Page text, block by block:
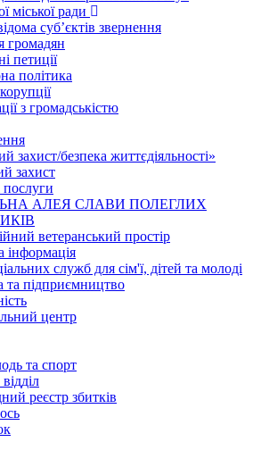
міської ради
суб’єктів звернення
громадян
петиції
політика
з громадськістю
захист/безпека життєдіяльності»
захист
послуги
АЛЕЯ СЛАВИ ПОЛЕГЛИХ
ветеранський простір
інформація
служб для сім'ї, дітей та молоді
та підприємництво
центр
та спорт
реєстр збитків